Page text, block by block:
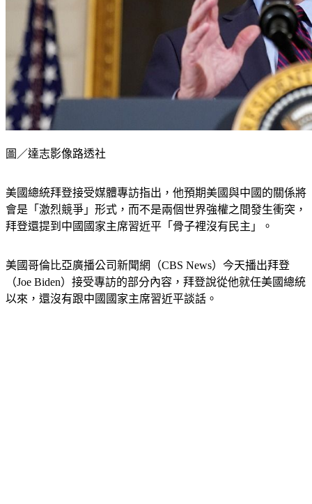
會是「激烈競爭」形式，而不是兩個世界強權之間發生衝突，
拜登還提到中國國家主席習近平「骨子裡沒有民主」。
（Joe Biden）接受專訪的部分內容，拜登說從他就任美國總統
以來，還沒有跟中國國家主席習近平談話。